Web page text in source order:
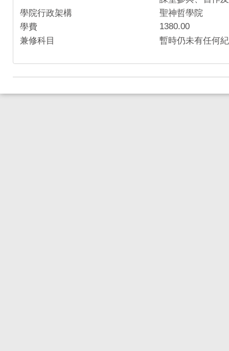
學院行政架構
聖神哲學院
學費
1380.00
兼修科目
暫時仍未有任何